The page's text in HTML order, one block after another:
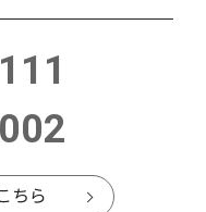
ちら